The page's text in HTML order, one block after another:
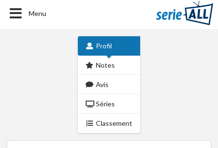
Menu
Profil
Notes
Avis
Séries
Classement